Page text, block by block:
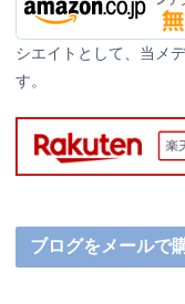
シエイトとして、当メ
す。
ブログをメールで